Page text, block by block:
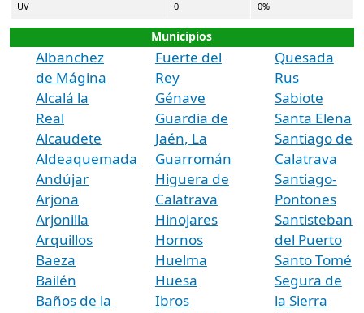
UV 0 0%
Municipios
Albanchez
de Mágina
Alcalá la
Real
Alcaudete
Aldeaquemada
Andújar
Arjona
Arjonilla
Arquillos
Baeza
Bailén
Baños de la
Fuerte del
Rey
Génave
Guardia de
Jaén, La
Guarromán
Higuera de
Calatrava
Hinojares
Hornos
Huelma
Huesa
Ibros
Quesada
Rus
Sabiote
Santa Elena
Santiago de
Calatrava
Santiago-
Pontones
Santisteban
del Puerto
Santo Tomé
Segura de
la Sierra